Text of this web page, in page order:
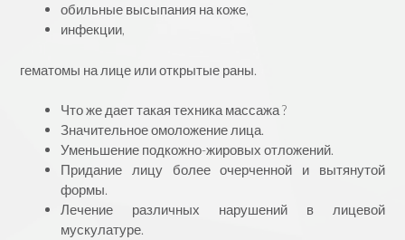
обильные высыпания на коже,
инфекции,
гематомы на лице или открытые раны.
Что же дает такая техника массажа ?
Значительное омоложение лица.
Уменьшение подкожно-жировых отложений.
Придание лицу более очерченной и вытянутой
формы.
Лечение различных нарушений в лицевой
мускулатуре.